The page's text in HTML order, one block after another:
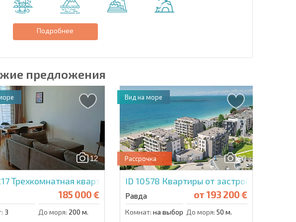
Отправить сообщение
Подробнее
предложения
12
Трехкомнатная квартира в Оазис
185 000 €
3 До моря: 200 м.
20
Рассрочка
ID 10578 Квартиры от застройщика на
Равда от193 200 €
Комнат: на выбор До моря: 50 м.
Вид на море